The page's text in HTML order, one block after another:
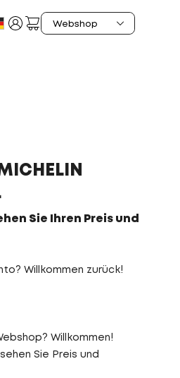
Sie Ihren Preis und
Willkommen zurück!
Willkommen!
Sie Preis und